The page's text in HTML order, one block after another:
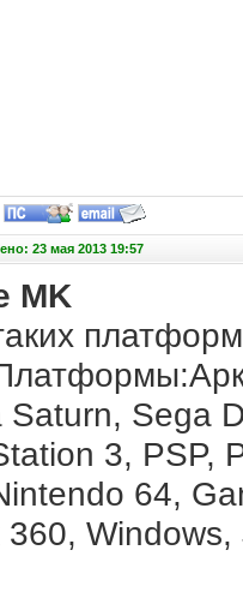
23 мая 2013 19:57
MK
Saturn, Sega
3, PSP,
64,
360,